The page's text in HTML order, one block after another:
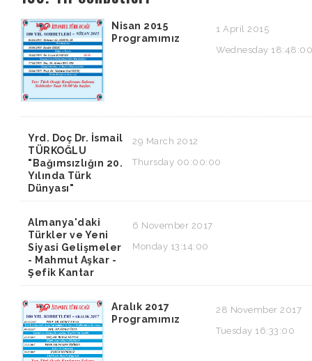
Nisan 2015
Programımız
1 April 2015
Wednesday 18:48:00
Yrd. Doç Dr. İsmail
TÜRKOĞLU
"Bağımsızlığın 20.
Yılında Türk
Dünyası"
29 March 2012
Thursday 00:00:00
Almanya'daki
Türkler ve Yeni
Siyasi Gelişmeler
- Mahmut Aşkar -
Şefik Kantar
6 November 2017
Monday 13:14:00
Aralık 2017
Programımız
28 November 2017
Tuesday 16:33:00